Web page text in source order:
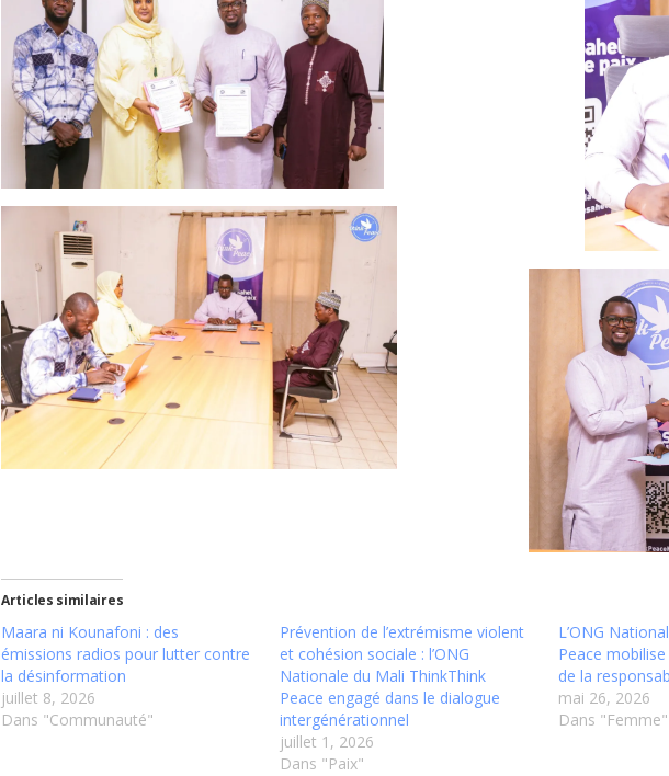
Articles similaires
Maara ni Kounafoni : des
émissions radios pour lutter contre
la désinformation
juillet 8, 2026
Dans "Communauté"
Prévention de l’extrémisme violent
et cohésion sociale : l’ONG
Nationale du Mali ThinkThink
Peace engagé dans le dialogue
intergénérationnel
juillet 1, 2026
Dans "Paix"
L’ONG
Peace
de la
mai 26, 2026
Dans "Femme"